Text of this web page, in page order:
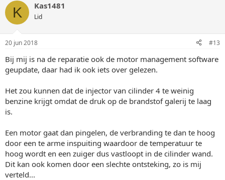
K Kas1481
Lid
20 jun 2018 #13
Bij mij is na de reparatie ook de motor management software
geupdate, daar had ik ook iets over gelezen.
Het zou kunnen dat de injector van cilinder 4 te weinig
benzine krijgt omdat de druk op de brandstof galerij te laag
is.
Een motor gaat dan pingelen, de verbranding te dan te hoog
door een te arme inspuiting waardoor de temperatuur te
hoog wordt en een zuiger dus vastloopt in de cilinder wand.
Dit kan ook komen door een slechte ontsteking, zo is mij
verteld...